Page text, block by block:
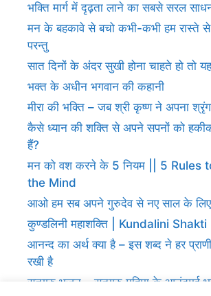
भक्ति मार्ग में दृढ़ता लाने का सबसे सरल
मन के बहकावे से बचो कभी-कभी हम रास्ते
परन्तु
सात दिनों के अंदर सुखी होना चाहते हो तो
भक्त के अधीन भगवान की कहानी
मीरा की भक्ति – जब श्री कृष्ण ने अपना
कैसे ध्यान की शक्ति से अपने सपनों को
हैं?
मन को वश करने के 5 नियम || 5 Rules
the Mind
आओ हम सब अपने गुरुदेव से नए साल के लिए
कुण्डलिनी महाशक्ति | Kundalini Shakti
आनन्द का अर्थ क्या है – इस शब्द ने हर
रखी है
सतगुरु भजन – सतगुरु महिमा के आनंदमई